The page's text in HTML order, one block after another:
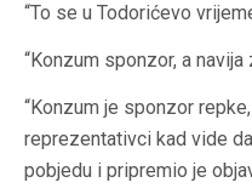
“To se u Todorićevo
“Konzum sponzor, a navija
“Konzum je sponzor
reprezentativci kad vide
pobjedu i pripremio je